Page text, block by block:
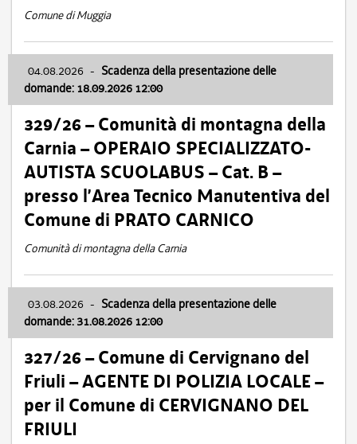
Comune di Muggia
04.08.2026 - Scadenza della presentazione delle
domande: 18.09.2026 12:00
329/26 – Comunità di montagna della
Carnia – OPERAIO SPECIALIZZATO-
AUTISTA SCUOLABUS – Cat. B –
presso l’Area Tecnico Manutentiva del
Comune di PRATO CARNICO
Comunità di montagna della Carnia
03.08.2026 - Scadenza della presentazione delle
domande: 31.08.2026 12:00
327/26 – Comune di Cervignano del
Friuli – AGENTE DI POLIZIA LOCALE –
per il Comune di CERVIGNANO DEL
FRIULI